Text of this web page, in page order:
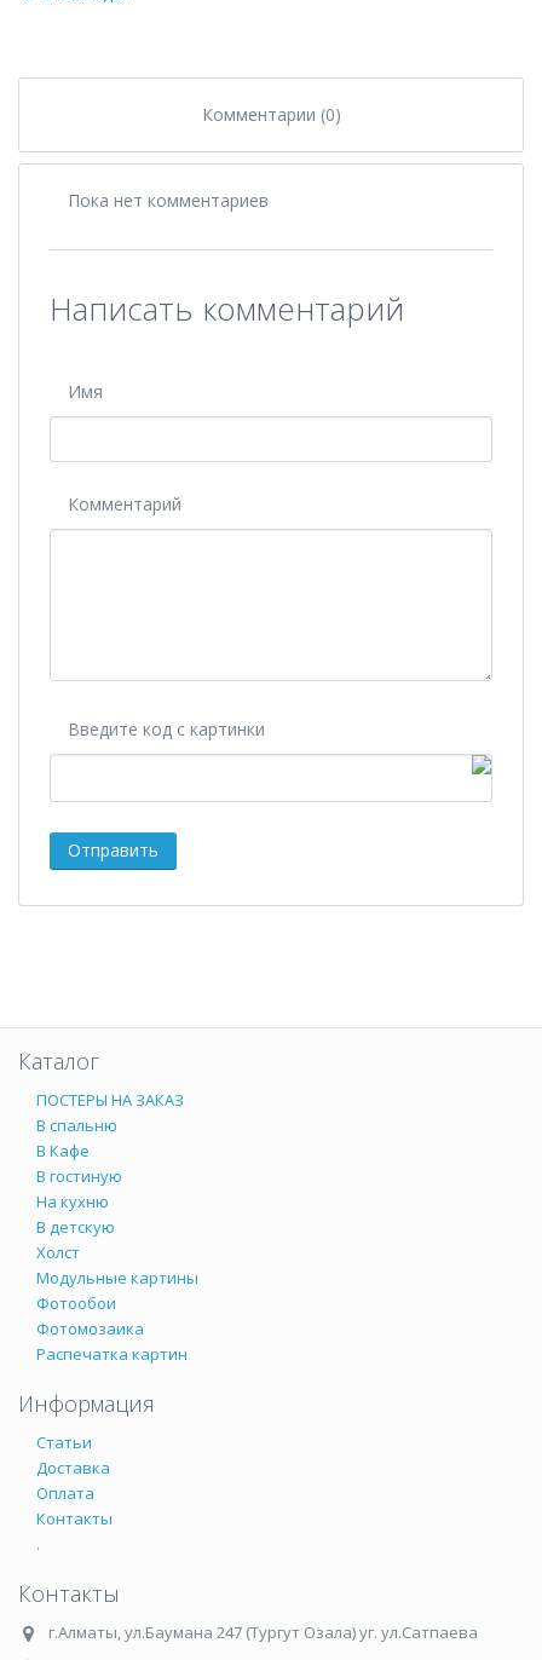
Комментарии (0)
Пока нет комментариев
Написать комментарий
Имя
Комментарий
Введите код с картинки
Каталог
ПОСТЕРЫ НА ЗАКАЗ
В спальню
В Кафе
В гостиную
На кухню
В детскую
Холст
Модульные картины
Фотообои
Фотомозаика
Распечатка картин
Информация
Статьи
Доставка
Оплата
Контакты
.
Контакты
г.Алматы,ул.Баумана 247 (Тургут Озала) уг. ул.Сатпаева